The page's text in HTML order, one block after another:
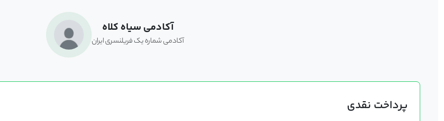
آکادمی سیاه کلاه
آکادمی شماره یک فریلنسری ایران
پرداخت نقدی